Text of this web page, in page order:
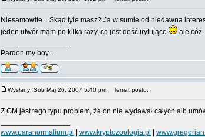
Niesamowite... Skąd tyle masz? Ja w sumie od niedawna
jeden utwór mam po kilka razy, co jest dość irytujące
ale
Pardon my boy...
Wysłany: Sob Maj 26, 2007 5:40 pm Temat postu:
Z GM jest tego typu problem, że on nie wydawał całych alb
www.paranormalium.pl
www.kryptozoologia.pl